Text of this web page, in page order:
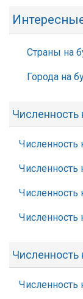
Страны на
Города на
Численность
Численность
Численность
Численность
Численность
Численность
Численность